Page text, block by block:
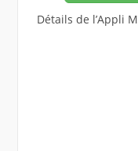
Détails de l’Appli